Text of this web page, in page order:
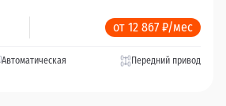
от 12 867 ₽/мес
Автоматическая Передний привод